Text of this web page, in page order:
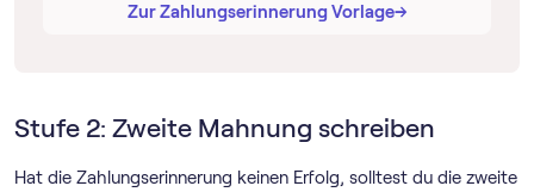
Zur Zahlungserinnerung Vorlage→
→
Stufe 2: Zweite Mahnung schreiben
Hat die Zahlungserinnerung keinen Erfolg, solltest du die zweite